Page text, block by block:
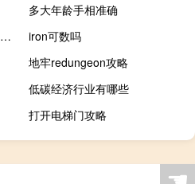
多大年龄手相准确
2023年09月24日辽宁省营口市疫情大数据-今日/今天疫情全网搜索最新实时消息动态情况通知播报
iron可数吗
地牢redungeon攻略
低碳经济行业有哪些
打开电梯门攻略